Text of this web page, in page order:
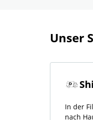
Unser
In der
nach